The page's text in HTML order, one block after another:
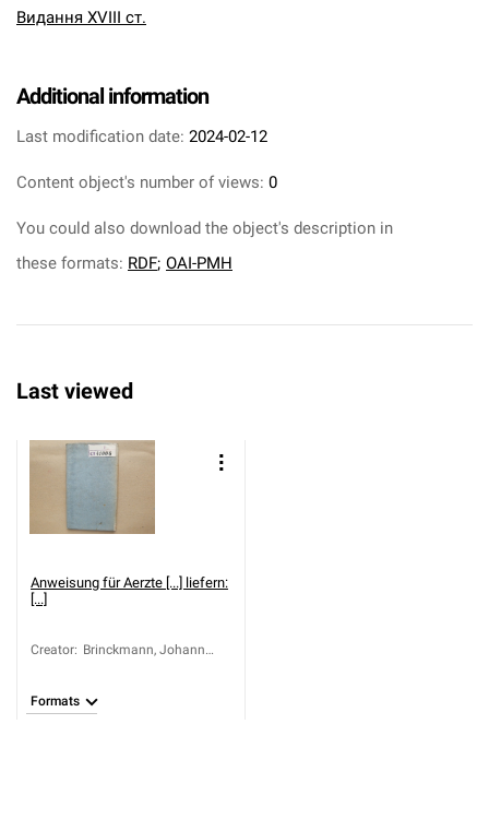
Видання XVIII ст.
Additional information
Last modification date: 2024-02-12
Content object's number of views: 0
You could also download the object's description in
these formats: RDF; OAI-PMH
Last viewed
Anweisung für Aerzte [...] liefern:
[...]
Creator: Brinckmann, Johann
Formats